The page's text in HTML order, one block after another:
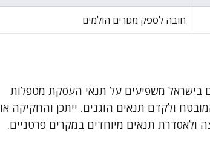
חובה לספק מגורים הולמים
בישראל משפיעים על תנאי העסקת מטפלות
ולקדם תנאים הוגנים. ייתכן והחקיקה או
ולאסדרת תנאים מיוחדים במקרים פרטניים.